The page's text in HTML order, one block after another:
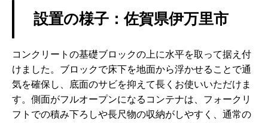
設置の様子：佐賀県伊万里市
コンクリートの基礎ブロックの上に水平を取って据え付
けました。ブロックで床下を地面から浮かせることで通
気を確保し、底面のサビを抑えて長くお使いいただけま
す。側面がフルオープンになるコンテナは、フォークリ
フトでの積み下ろしや長尺物の収納がしやすく、通常の